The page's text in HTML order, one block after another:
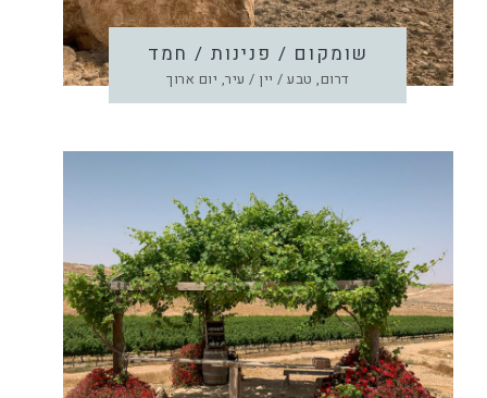
שומקום / פנינות / חמד
דרום, טבע / יין / עיר, יום ארוך